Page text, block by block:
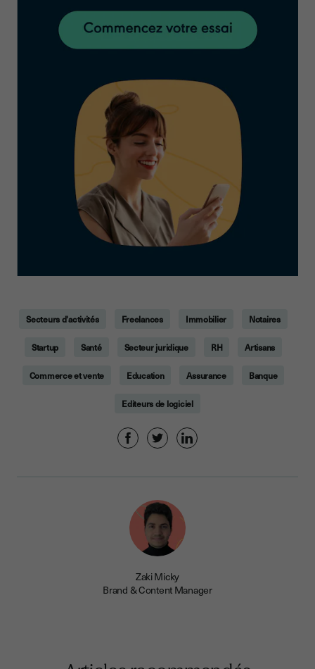
Secteurs d'activités Freelances Immobilier Notaires
Startup Santé Secteur juridique RH Artisans
Commerce et vente Education Assurance Banque
Editeurs de logiciel
Zaki Micky
Brand & Content Manager